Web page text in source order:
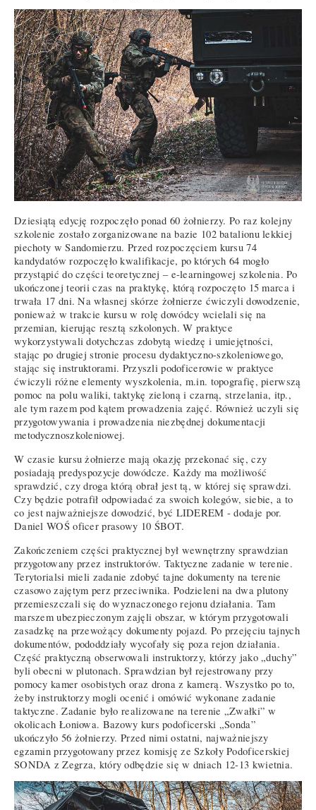
Dziesiątą edycję rozpoczęło ponad 60 żołnierzy. Po raz kolejny
szkolenie zostało zorganizowane na bazie 102 batalionu lekkiej
piechoty w Sandomierzu. Przed rozpoczęciem kursu 74
kandydatów rozpoczęło kwalifikacje, po których 64 mogło
przystąpić do części teoretycznej – e-learningowej szkolenia. Po
ukończonej teorii czas na praktykę, którą rozpoczęto 15 marca i
trwała 17 dni. Na własnej skórze żołnierze ćwiczyli dowodzenie,
ponieważ w trakcie kursu w rolę dowódcy wcielali się na
przemian, kierując resztą szkolonych. W praktyce
wykorzystywali dotychczas zdobytą wiedzę i umiejętności,
stając po drugiej stronie procesu dydaktyczno-szkoleniowego,
stając się instruktorami. Przyszli podoficerowie w praktyce
ćwiczyli różne elementy wyszkolenia, m.in. topografię, pierwszą
pomoc na polu waliki, taktykę zieloną i czarną, strzelania, itp.,
ale tym razem pod kątem prowadzenia zajęć. Również uczyli się
przygotowywania i prowadzenia niezbędnej dokumentacji
metodycznoszkoleniowej.
W czasie kursu żołnierze mają okazję przekonać się, czy
posiadają predyspozycje dowódcze. Każdy ma możliwość
sprawdzić, czy droga którą obrał jest tą, w której się sprawdzi.
Czy będzie potrafił odpowiadać za swoich kolegów, siebie, a to
co jest najważniejsze dowodzić, być LIDEREM - dodaje por.
Daniel WOŚ oficer prasowy 10 ŚBOT.
Zakończeniem części praktycznej był wewnętrzny sprawdzian
przygotowany przez instruktorów. Taktyczne zadanie w terenie.
Terytorialsi mieli zadanie zdobyć tajne dokumenty na terenie
czasowo zajętym perz przeciwnika. Podzieleni na dwa plutony
przemieszczali się do wyznaczonego rejonu działania. Tam
marszem ubezpieczonym zajęli obszar, w którym przygotowali
zasadzkę na przewożący dokumenty pojazd. Po przejęciu tajnych
dokumentów, pododdziały wycofały się poza rejon działania.
Część praktyczną obserwowali instruktorzy, którzy jako „duchy”
byli obecni w plutonach. Sprawdzian był rejestrowany przy
pomocy kamer osobistych oraz drona z kamerą. Wszystko po to,
żeby instruktorzy mogli ocenić i omówić wykonane zadanie
taktyczne. Zadanie było realizowane na terenie „Zwałki” w
okolicach Łoniowa. Bazowy kurs podoficerski „Sonda”
ukończyło 56 żołnierzy. Przed nimi ostatni, najważniejszy
egzamin przygotowany przez komisję ze Szkoły Podoficerskiej
SONDA z Zegrza, który odbędzie się w dniach 12-13 kwietnia.